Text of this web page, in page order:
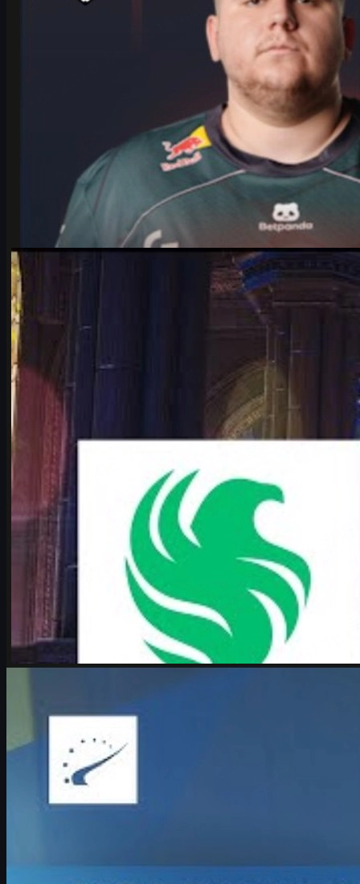
tarafındanMichael
Counter-Strike 2Haziran 17, 2026
IEM Cologne 2026: Falcons vs Vitality maç analizi ve
tahmin
IEM Cologne 2026 Major çeyrek finalinde Falcons vs Vitality.
karrigan vs ropz rekabeti, harita havuzu, taktik analiz ve CS2 skin
önerileri.
Haziran 17, 2026
tarafından
Johnson
Counter-Strike 2Haziran 17, 2026
Boombl4 röportajı: Counter-Strike, kariyer ve CS2 cs
skins ekonomisi
Boombl4'ın IEM Cologne Major dönüşü, BetBoom'un mucize
koşusu ve CS2 csgo skins ekonomisiyle ilgili detaylı Türkçe